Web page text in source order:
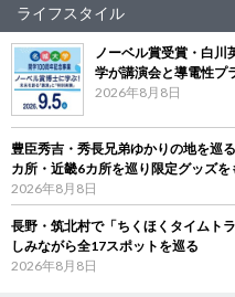
ライフスタイル
ノーベル賞受賞・白
学が講演会と導電性プ
2026年8月8日
豊臣秀吉・秀長兄弟ゆかりの地を
カ所・近畿6カ所を巡り限定グッズを
2026年8月8日
長野・筑北村で「ちくほくタイムト
しみながら全17スポットを巡る
2026年8月8日